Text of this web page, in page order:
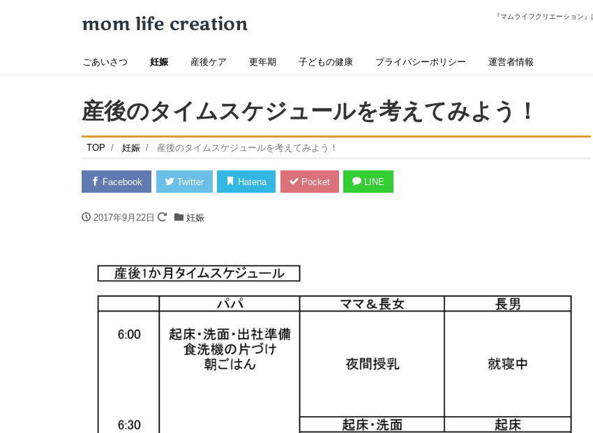
『マムライフクリエーション
ごあいさつ 妊娠 産後ケア 更年期 子どもの健康 プライバシーポリシー 運営者情報
産後のタイムスケジュールを考えてみよう！
TOP 妊娠 産後のタイムスケジュールを考えてみよう！
Facebook Twitter Hatena Pocket LINE
2017年9月22日 妊娠